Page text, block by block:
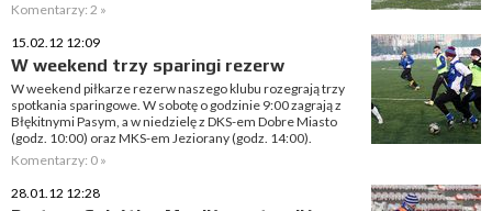
Komentarzy: 2 »
15.02.12 12:09
W weekend trzy sparingi rezerw
W weekend piłkarze rezerw naszego klubu rozegrają trzy
spotkania sparingowe. W sobotę o godzinie 9:00 zagrają z
Błękitnymi Pasym, a w niedzielę z DKS-em Dobre Miasto
(godz. 10:00) oraz MKS-em Jeziorany (godz. 14:00).
Komentarzy: 0 »
28.01.12 12:28